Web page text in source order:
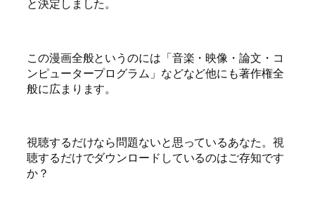
と決定しました。
この漫画全般というのには「音楽・映像・論文・コ
ンピュータープログラム」などなど他にも著作権全
般に広まります。
視聴するだけなら問題ないと思っているあなた。 視
聴するだけでダウンロードしているのはご存知です
か？